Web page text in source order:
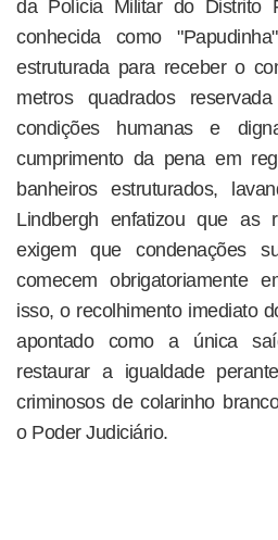
da Polícia Militar do Distrito
conhecida como
estruturada para receber o
metros quadrados
condições humanas e
cumprimento da pena em
banheiros estruturados,
Lindbergh enfatizou que as
exigem que condenações
comecem obrigatoriamente
isso, o recolhimento imediato
apontado como a única
restaurar a igualdade
criminosos de colarinho
o Poder Judiciário.